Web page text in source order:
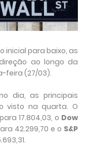
inicial para baixo, as
ao longo da
feira (27/03).
dia, as principais
visto na quarta. O
17.804,03, o Dow
42.299,70 e o S&P